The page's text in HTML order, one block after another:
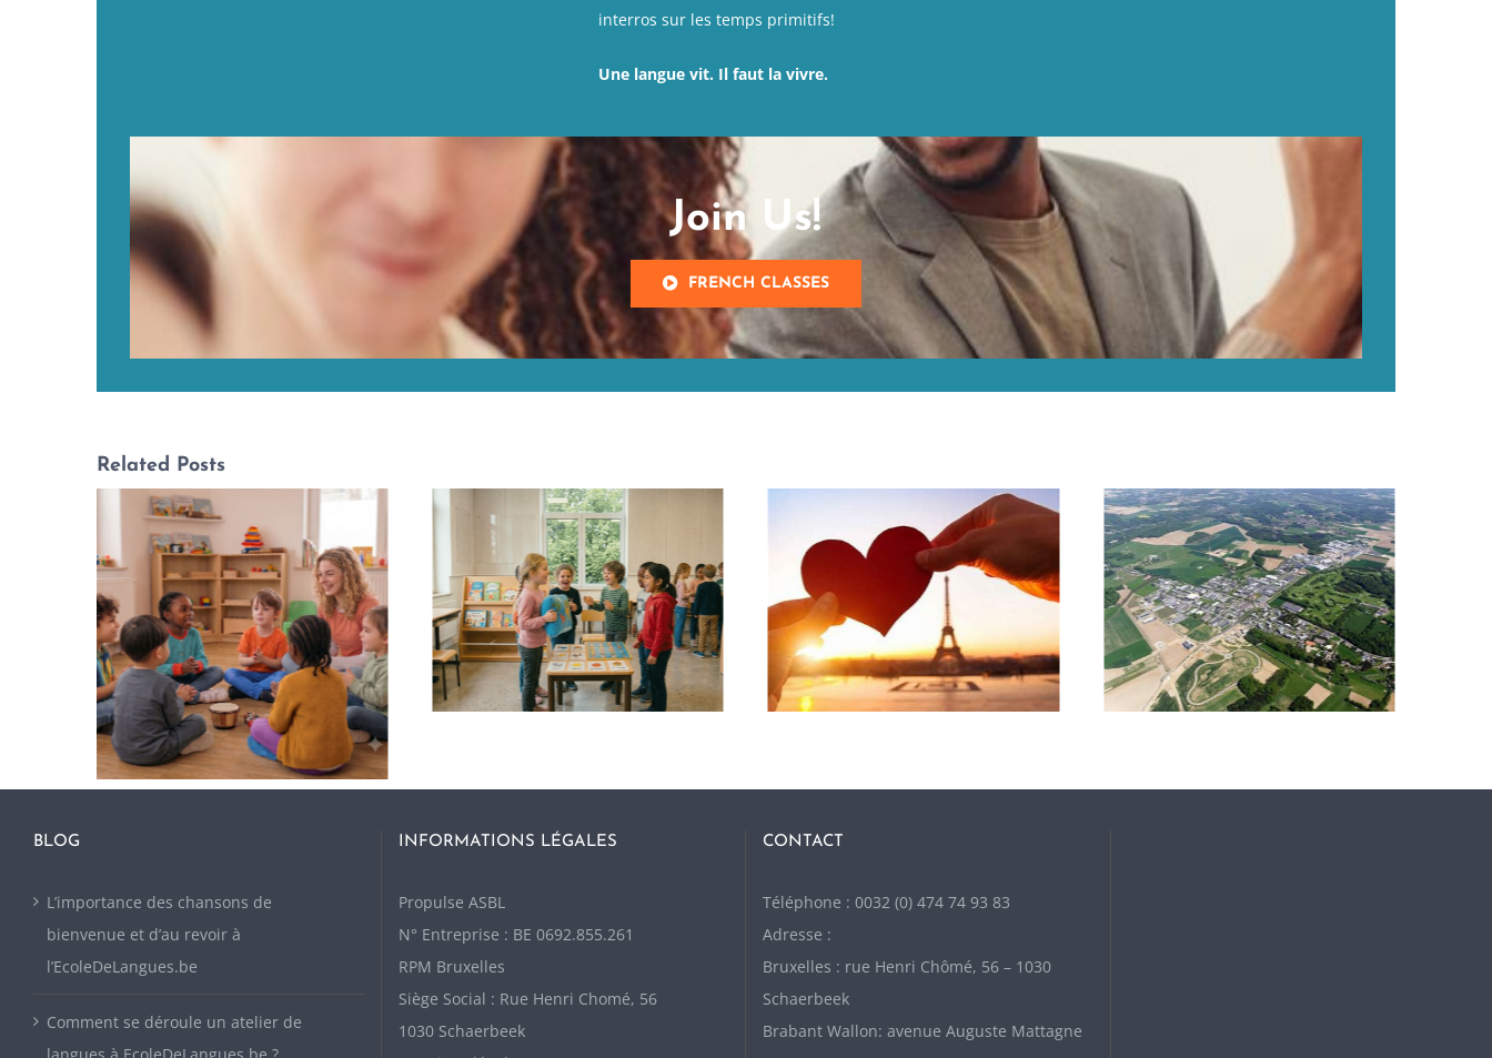
interros sur les temps primitifs!
Une langue vit. Il faut la vivre.
Join Us!
FRENCH CLASSES
Related Posts
L’importance des chansons de
l’EcoleDeLangues.be
Propulse ASBL
RPM Bruxelles
Siège Social : Rue Henri Chomé, 56
1030 Schaerbeek
Mentions légales
Politique de confidentialité (RGPD)
Téléphone : 0032 (0) 474 74 93 83
Bruxelles : rue Henri Chômé, 56 – 1030
Schaerbeek
Brabant Wallon: avenue Auguste Mattagne
51, 1300 Wavre